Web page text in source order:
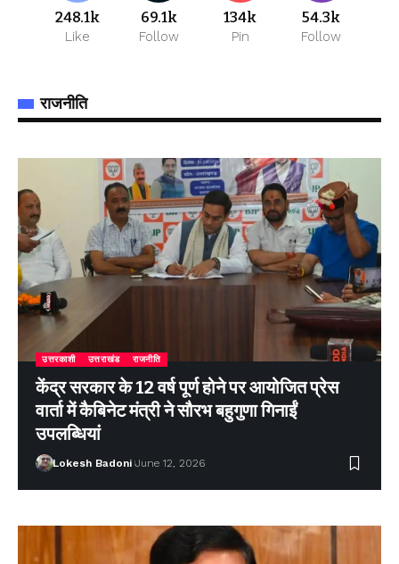
248.1k
Like
69.1k
Follow
134k
Pin
54.3k
Follow
राजनीति
उत्तरकाशी उत्तराखंड राजनीति
केंद्र सरकार के 12 वर्ष पूर्ण होने पर आयोजित प्रेस
वार्ता में कैबिनेट मंत्री ने सौरभ बहुगुणा गिनाईं
उपलब्धियां
Lokesh Badoni June 12, 2026